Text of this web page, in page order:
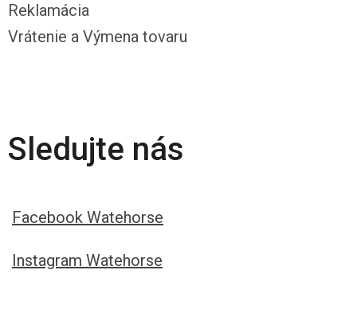
Reklamácia
Vrátenie a Výmena tovaru
Sledujte nás
Facebook Watehorse
Instagram Watehorse